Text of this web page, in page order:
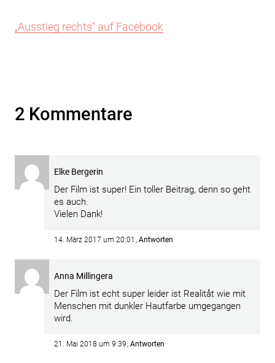
„Ausstieg rechts“ auf Facebook
2 Kommentare
Elke Bergerin
Der Film ist super! Ein toller Beitrag, denn so geht
es auch.
Vielen Dank!
14. März 2017 um 20:01 Antworten
Anna Millingera
Der Film ist echt super leider ist Realitåt wie mit
Menschen mit dunkler Hautfarbe umgegangen
wird.
21. Mai 2018 um 9:39 Antworten